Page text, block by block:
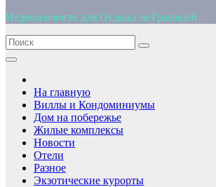
Недвижимость для Отдыха за Границей
На главную
Виллы и Кондоминиумы
Дом на побережье
Жилые комплексы
Новости
Отели
Разное
Экзотические курорты